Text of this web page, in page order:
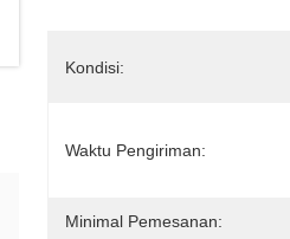
Kondisi:
Waktu Pengiriman:
Minimal Pemesanan: